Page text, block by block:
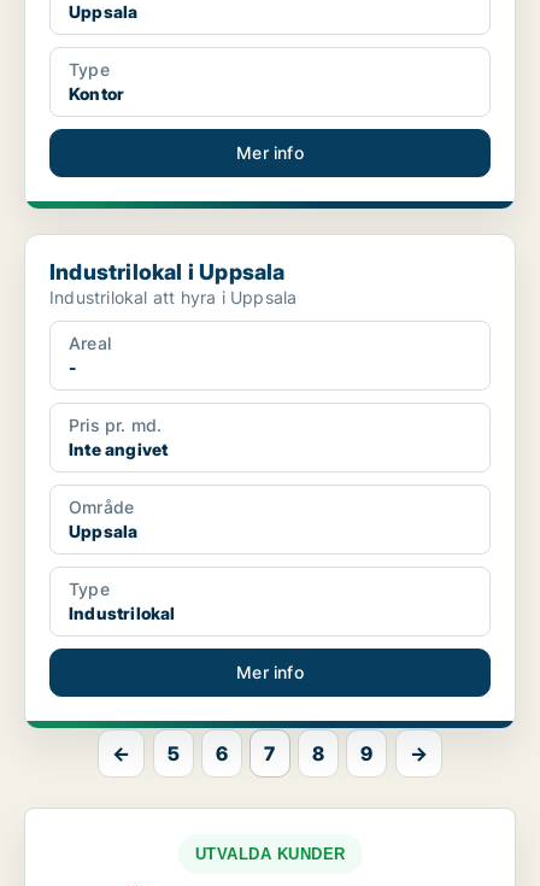
Uppsala
Type
Kontor
Mer info
Industrilokal i Uppsala
Industrilokal i Uppsala
Industrilokal att hyra i Uppsala
Areal
-
Pris pr. md.
Inte angivet
Område
Uppsala
Type
Industrilokal
Mer info
← 5 6 7 8 9 →
UTVALDA KUNDER